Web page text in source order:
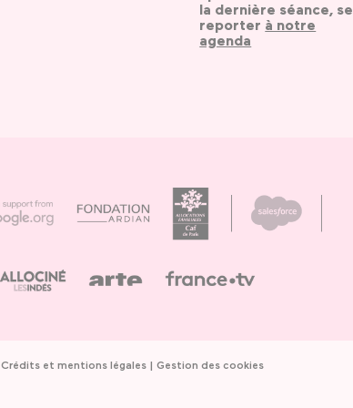
la dernière séance, se
reporter à notre
agenda
Crédits et mentions légales Gestion des cookies